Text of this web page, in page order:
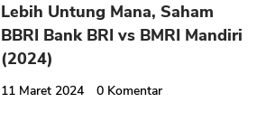
Lebih Untung Mana, Saham
BBRI Bank BRI vs BMRI Mandiri
(2024)
11 Maret 2024 0 Komentar